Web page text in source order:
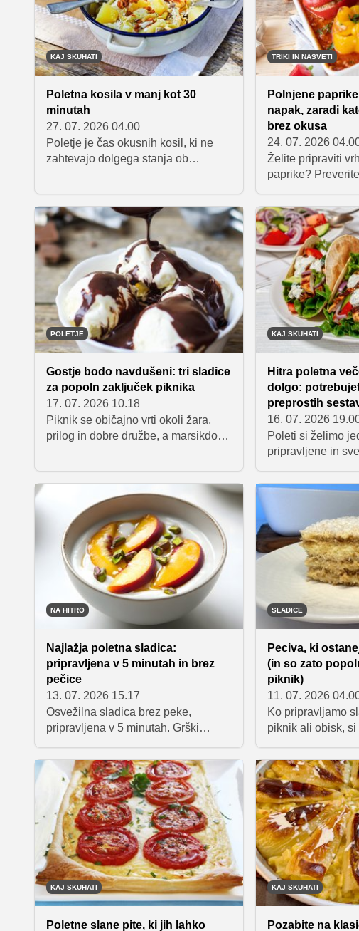
poletni vročini.
KAJ SKUHATI
Poletna kosila v manj kot 30
minutah
27. 07. 2026 04.00
Poletje je čas okusnih kosil, ki ne
zahtevajo dolgega stanja ob
pol ure, a so kljub hitri pripravi polni
okusa. Od kremastih njokov do
lahkih sezonskih jedi – to so ideje za
dni, ko želimo dobro jesti brez
kompliciranja.
TRIKI IN NASVETI
Polnjene
napak, zaradi
brez okusa
24. 07. 2026
Želite pripraviti
paprike?
nadev postane
praktične
vaše paprike iz
popolno uspele.
POLETJE
Gostje bodo navdušeni: tri sladice
za popoln zaključek piknika
17. 07. 2026 10.18
Piknik se običajno vrti okoli žara,
prilog in dobre družbe, a marsikdo
temperature vztrajajo visoko, so v
ospredju predvsem osvežilne
sladice, ki ne zahtevajo veliko
priprave in poskrbijo za prijetno
poletno razvajanje.
KAJ SKUHATI
Hitra poletna
dolgo:
preprostih
16. 07. 2026
Poleti si želimo
pripravljene in
piščancem,
prelivom je
poletno večerjo,
kakovostne
prav ogljikovih
je v manj kot pol
lahko prilagodite
NA HITRO
Najlažja poletna sladica:
pripravljena v 5 minutah in brez
pečice
13. 07. 2026 15.17
Osvežilna sladica brez peke,
pripravljena v 5 minutah. Grški
popolna kombinacija za vroče
poletne dni.
SLADICE
Peciva, ki
(in so zato
piknik)
11. 07. 2026
Ko pripravljamo
piknik ali obisk, si
dan. Zbrali smo
jih lahko brez
in bodo
KAJ SKUHATI
Poletne slane pite, ki jih lahko
KAJ SKUHATI
Pozabite na